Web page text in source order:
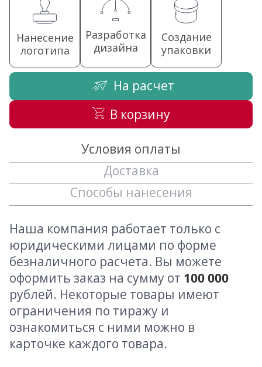
Нанесение
логотипа
Разработка
дизайна
Создание
упаковки
На расчет
В корзину
Условия оплаты
Доставка
Способы нанесения
Наша компания работает только с
юридическими лицами по форме
безналичного расчета. Вы можете
оформить заказ на сумму от 100 000
рублей. Некоторые товары имеют
ограничения по тиражу и
ознакомиться с ними можно в
карточке каждого товара.